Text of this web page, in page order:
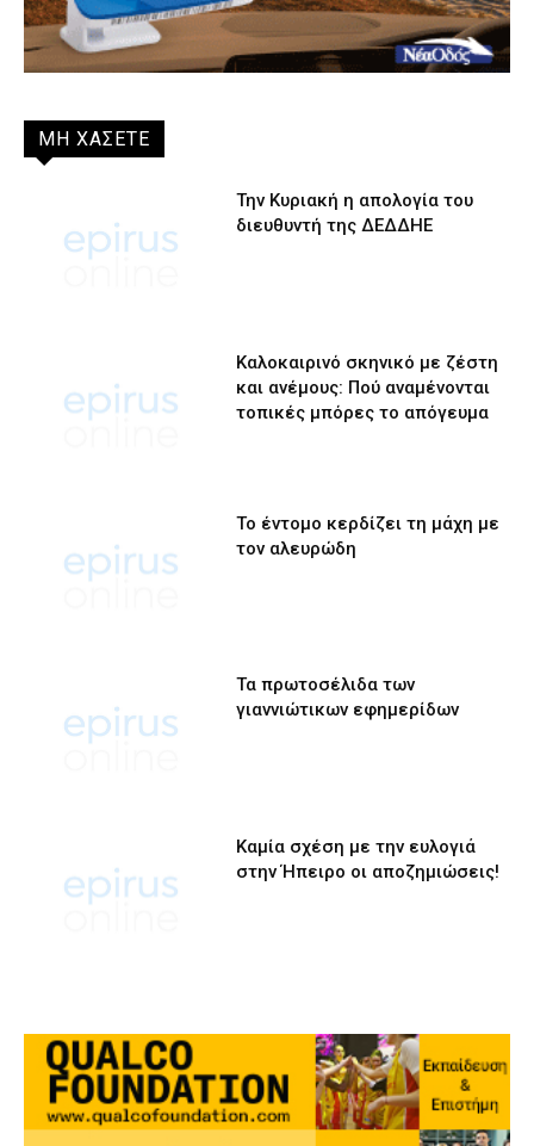
ΜΗ ΧΑΣΕΤΕ
Την Κυριακή η απολογία του
διευθυντή της ΔΕΔΔΗΕ
Καλοκαιρινό σκηνικό με ζέστη
και ανέμους: Πού αναμένονται
τοπικές μπόρες το απόγευμα
Το έντομο κερδίζει τη μάχη με
τον αλευρώδη
Τα πρωτοσέλιδα των
γιαννιώτικων εφημερίδων
Καμία σχέση με την ευλογιά
στην Ήπειρο οι αποζημιώσεις!